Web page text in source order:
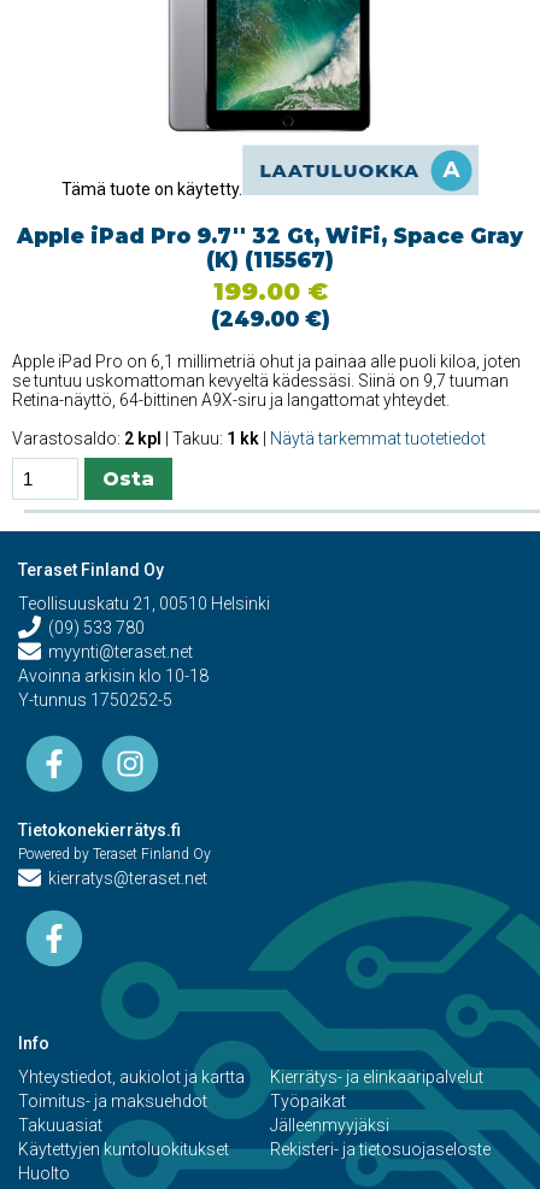
Tämä tuote on käytetty.
Apple iPad Pro 9.7'' 32 Gt, WiFi, Space Gray
(K) (115567)
199.00 €
(249.00 €)
Apple iPad Pro on 6,1 millimetriä ohut ja painaa alle puoli kiloa, joten
se tuntuu uskomattoman kevyeltä kädessäsi. Siinä on 9,7 tuuman
Retina-näyttö, 64-bittinen A9X-siru ja langattomat yhteydet.
Varastosaldo: 2 kpl | Takuu: 1 kk Näytä tarkemmat tuotetiedot
Teraset Finland Oy
Teollisuuskatu 21, 00510 Helsinki
(09) 533 780
myynti@teraset.net
Avoinna arkisin klo 10-18
Y-tunnus 1750252-5
Tietokonekierrätys.fi
Powered by Teraset Finland Oy
kierratys@teraset.net
Info
Yhteystiedot, aukiolot ja kartta
Toimitus- ja maksuehdot
Takuuasiat
Käytettyjen kuntoluokitukset
Huolto
Kierrätys- ja elinkaaripalvelut
Työpaikat
Jälleenmyyjäksi
Rekisteri- ja tietosuojaseloste